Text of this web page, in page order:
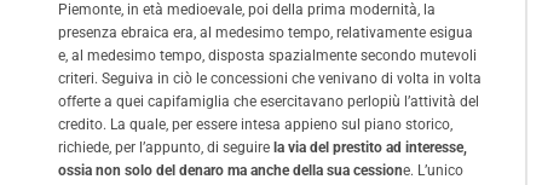
Piemonte, in età medioevale, poi della prima modernità, la
presenza ebraica era, al medesimo tempo, relativamente esigua
e, al medesimo tempo, disposta spazialmente secondo mutevoli
criteri. Seguiva in ciò le concessioni che venivano di volta in volta
offerte a quei capifamiglia che esercitavano perlopiù l’attività del
credito. La quale, per essere intesa appieno sul piano storico,
richiede, per l’appunto, di seguire la via del prestito ad interesse,
ossia non solo del denaro ma anche della sua cessione. L’unico